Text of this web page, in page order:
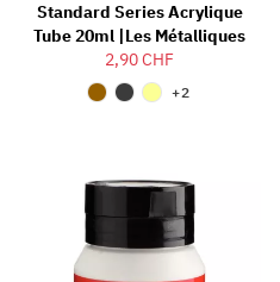
Standard Series Acrylique
Tube 20ml |Les Métalliques
2,90 CHF
+2